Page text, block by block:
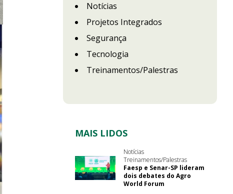
Notícias
Projetos Integrados
Segurança
Tecnologia
Treinamentos/Palestras
MAIS LIDOS
Notícias
Treinamentos/Palestras
Faesp e Senar-SP lideram
dois debates do Agro
World Forum